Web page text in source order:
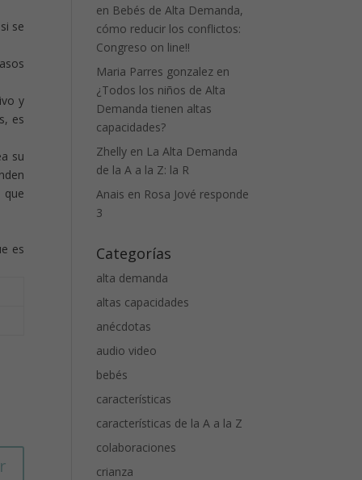
se
y
es
su
que
es
en Bebés de Alta Demanda,
cómo reducir los conflictos:
Congreso on line!!
Maria Parres gonzalez en
¿Todos los niños de Alta
Demanda tienen altas
capacidades?
Zhelly en La Alta Demanda
de la A a la Z: la R
Anais en Rosa Jové responde
3
Categorías
alta demanda
altas capacidades
anécdotas
audio video
bebés
características
características de la A a la Z
colaboraciones
crianza